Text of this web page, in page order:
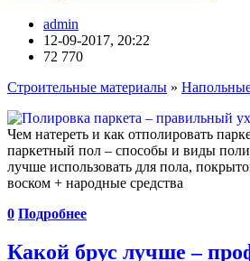
admin
12-09-2017, 20:22
72 770
Строительные материалы »
Чем натереть и как отполировать
паркетный пол – способы и виды
лучше использовать для пола,
воском + народные средства
0 Подробнее
Какой брус лучше –